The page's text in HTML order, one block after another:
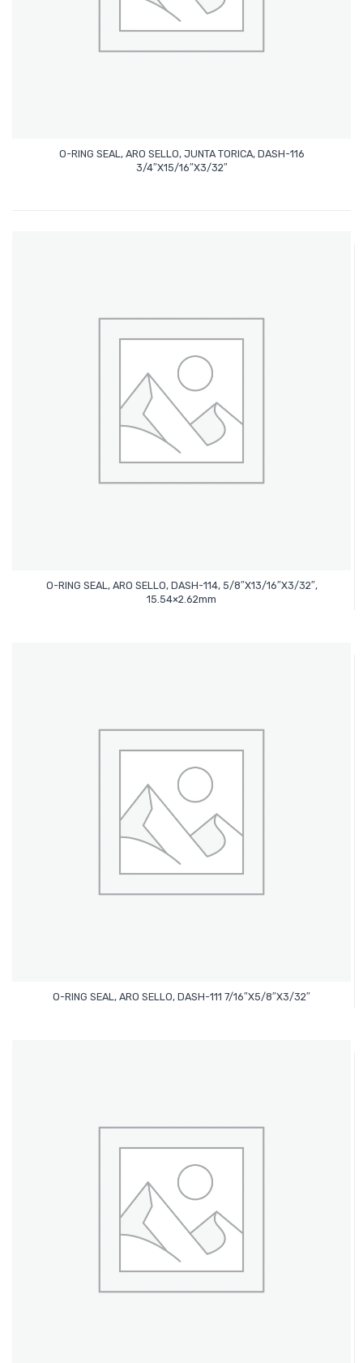
O-RING SEAL, ARO SELLO, JUNTA TORICA, DASH-116
3/4″x15/16″x3/32″
Leer Más
O-RING SEAL, ARO SELLO, DASH-114, 5/8″x13/16″x3/32″,
15.54×2.62mm
Leer Más
O-RING SEAL, ARO SELLO, DASH-111 7/16″x5/8″x3/32″